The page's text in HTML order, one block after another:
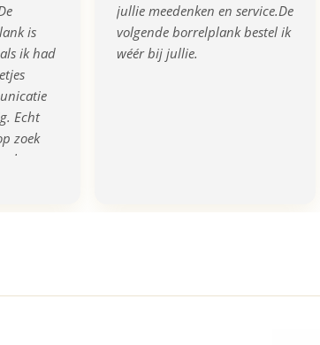
is
ik had
Echt
zoek
en
jullie meedenken en service.De
volgende borrelplank bestel ik
wéér bij jullie.